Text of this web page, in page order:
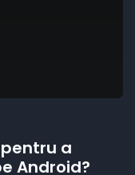
a
Android?